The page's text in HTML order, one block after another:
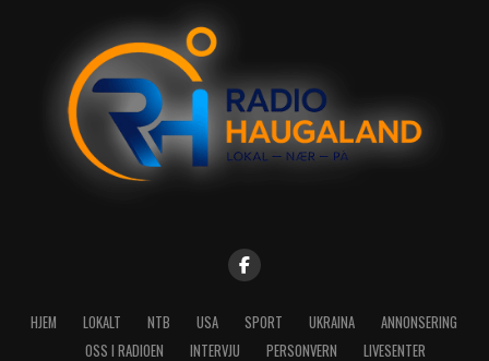
HJEM LOKALT NTB USA SPORT UKRAINA
ANNONSERING
OSS I RADIOEN
INTERVJU PERSONVERN LIVESENTER